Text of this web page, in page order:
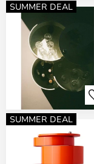
SUMMER DEAL
SUMMER DEAL